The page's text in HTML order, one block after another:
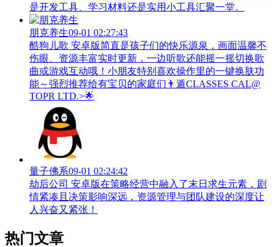
是开发工具、学习材料还是实用小工具汇聚一堂。
朋克养生09-01 02:27:43
酷狗儿歌 安卓版简直是孩子们的快乐源泉，画面温馨不
伤眼、资源丰富实时更新，一边听歌还能摇一摇切换歌
曲或游戏互动哦！小朋友特别喜欢操作里的一键换肤功
能～强烈推荐给有宝贝的家庭们👨‍遁️CLASSES CAL@
TOPR LTD.>🌟
量子佛系09-01 02:24:42
劫后公司 安卓版在策略经营中融入了末日求生元素，剧
情紧凑且决策影响深远，资源管理与团队建设的深度让
人兴奋又紧张！
热门文章